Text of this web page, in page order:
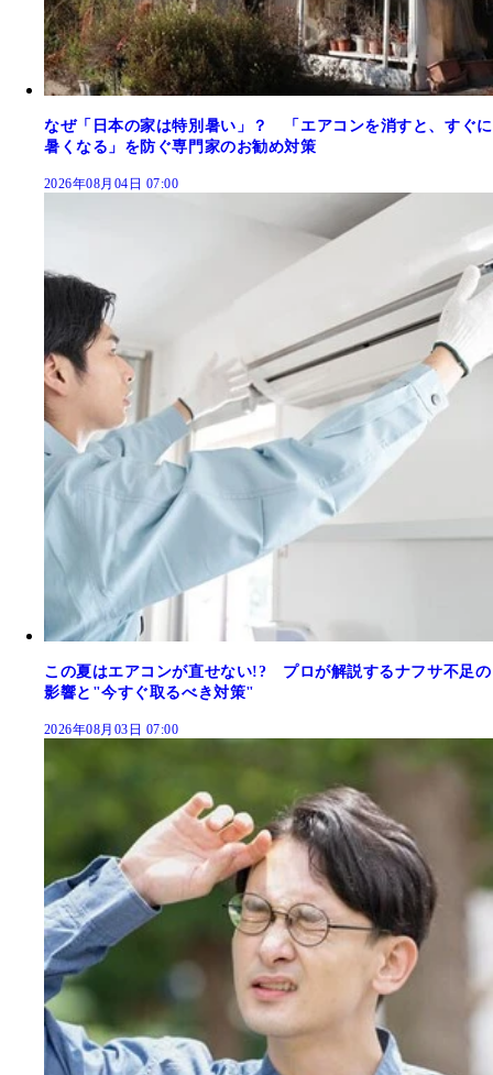
なぜ「日本の家は特別暑い」？ 「エアコンを消すと、すぐに
暑くなる」を防ぐ専門家のお勧め対策
2026年08月04日 07:00
この夏はエアコンが直せない!? プロが解説するナフサ不足の
影響と"今すぐ取るべき対策"
2026年08月03日 07:00